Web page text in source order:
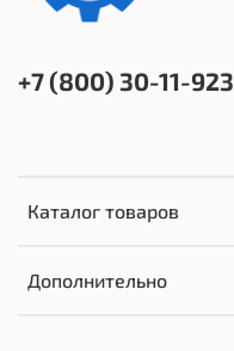
Каталог товаров
Дополнительно
+7 (800) 30-11-923